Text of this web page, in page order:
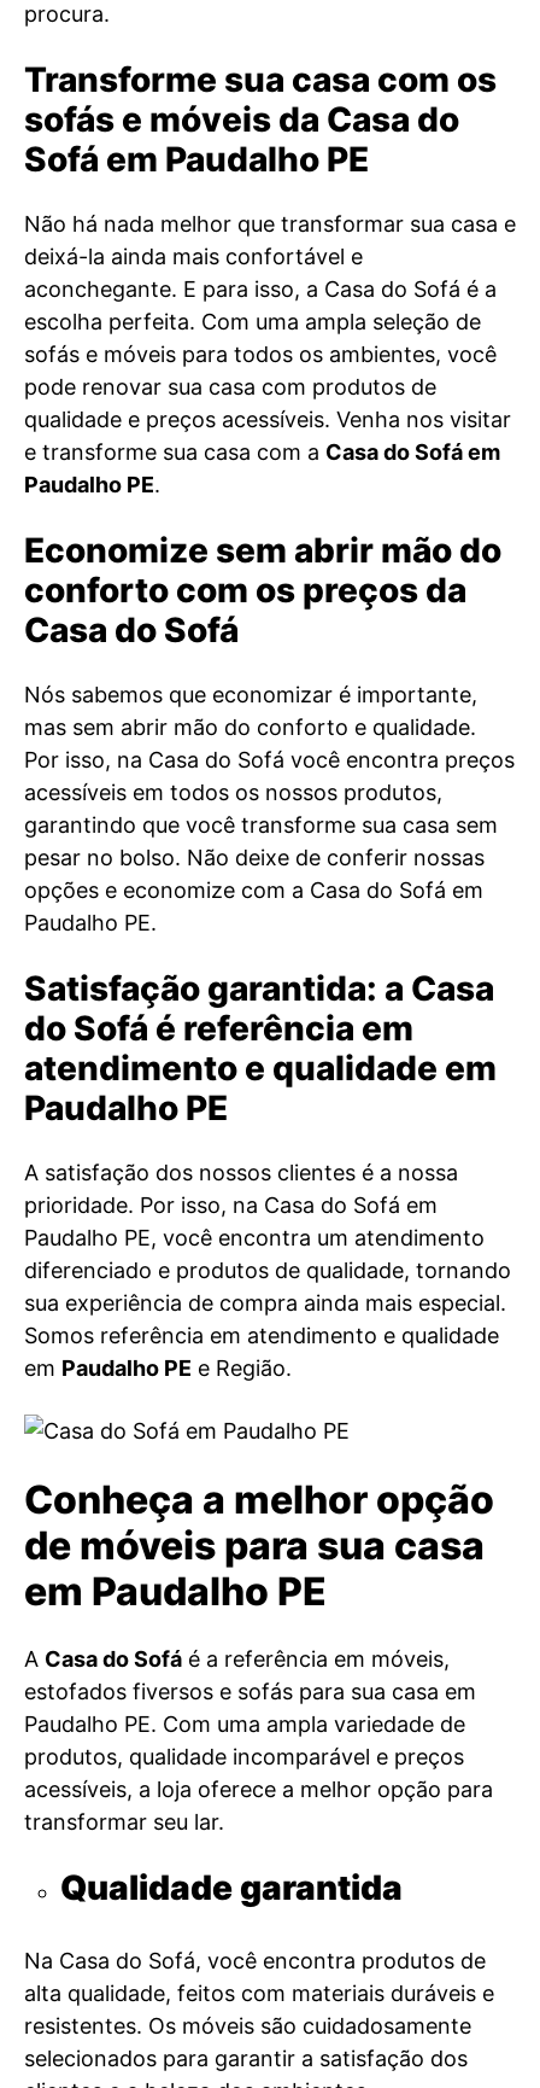
procura.
Transforme sua casa com os
sofás e móveis da Casa do
Sofá em Paudalho PE
Não há nada melhor que transformar sua casa e
deixá-la ainda mais confortável e
aconchegante. E para isso, a Casa do Sofá é a
escolha perfeita. Com uma ampla seleção de
sofás e móveis para todos os ambientes, você
pode renovar sua casa com produtos de
qualidade e preços acessíveis. Venha nos visitar
e transforme sua casa com a Casa do Sofá em
Paudalho PE.
Economize sem abrir mão do
conforto com os preços da
Casa do Sofá
Nós sabemos que economizar é importante,
mas sem abrir mão do conforto e qualidade.
Por isso, na Casa do Sofá você encontra preços
acessíveis em todos os nossos produtos,
garantindo que você transforme sua casa sem
pesar no bolso. Não deixe de conferir nossas
opções e economize com a Casa do Sofá em
Paudalho PE.
Satisfação garantida: a Casa
do Sofá é referência em
atendimento e qualidade em
Paudalho PE
A satisfação dos nossos clientes é a nossa
prioridade. Por isso, na Casa do Sofá em
Paudalho PE, você encontra um atendimento
diferenciado e produtos de qualidade, tornando
sua experiência de compra ainda mais especial.
Somos referência em atendimento e qualidade
em Paudalho PE e Região.
Conheça a melhor opção
de móveis para sua casa
em Paudalho PE
A Casa do Sofá é a referência em móveis,
estofados fiversos e sofás para sua casa em
Paudalho PE. Com uma ampla variedade de
produtos, qualidade incomparável e preços
acessíveis, a loja oferece a melhor opção para
transformar seu lar.
Qualidade garantida
Na Casa do Sofá, você encontra produtos de
alta qualidade, feitos com materiais duráveis e
resistentes. Os móveis são cuidadosamente
selecionados para garantir a satisfação dos